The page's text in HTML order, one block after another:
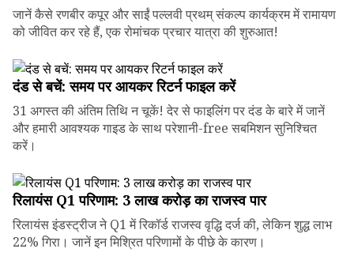
जानें कैसे रणबीर कपूर और साईं पल्लवी प्रथम् संकल्प कार्यक्रम में रामायण
को जीवित कर रहे हैं, एक रोमांचक प्रचार यात्रा की शुरुआत!
दंड से बचें: समय पर आयकर रिटर्न फाइल करें
31 अगस्त की अंतिम तिथि न चूकें! देर से फाइलिंग पर दंड के बारे में जानें
और हमारी आवश्यक गाइड के साथ परेशानी-free सबमिशन सुनिश्चित
करें।
रिलायंस Q1 परिणाम: ₹3 लाख करोड़ का राजस्व पार
रिलायंस इंडस्ट्रीज ने Q1 में रिकॉर्ड राजस्व वृद्धि दर्ज की, लेकिन शुद्ध लाभ
22% गिरा। जानें इन मिश्रित परिणामों के पीछे के कारण।